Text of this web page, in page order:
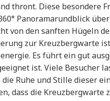
thront. Diese besondere
Panoramarundblick
von den sanften Hügeln
zur Kreuzbergwarte
Es führt ein gut
ist. Viele Besucher
Ruhe und Stille dieser
dass die Kreuzbergwarte